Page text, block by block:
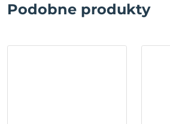
Podobne produkty